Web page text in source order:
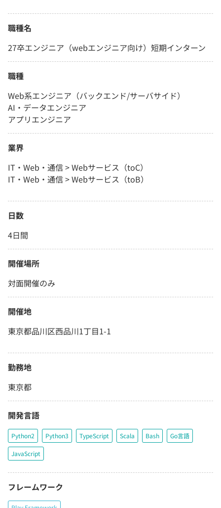
職種名
27卒エンジニア（webエンジニア向け）短期インターン
職種
Web系エンジニア（バックエンド/サーバサイド）
AI・データエンジニア
アプリエンジニア
業界
IT・Web・通信 > Webサービス（toC）
IT・Web・通信 > Webサービス（toB）
日数
4日間
開催場所
対面開催のみ
開催地
東京都品川区西品川1丁目1-1
勤務地
東京都
開発言語
Python2 Python3 TypeScript Scala Bash Go言語
JavaScript
フレームワーク